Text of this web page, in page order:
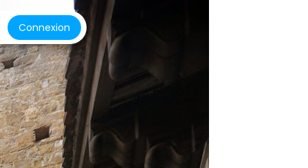
Connexion